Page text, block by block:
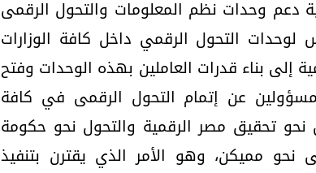
دعم وحدات نظم المعلومات والتحول الرقمى
التحول الرقمي داخل كافة الوزارات
إلى بناء قدرات العاملين بهذه الوحدات وفتح
عن إتمام التحول الرقمى في كافة
تحقيق مصر الرقمية والتحول نحو حكومة
مميكن، وهو الأمر الذي يقترن بتنفيذ